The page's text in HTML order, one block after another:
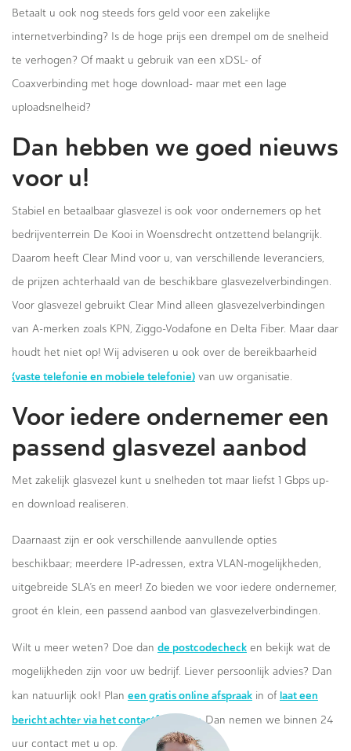
Betaalt u ook nog steeds fors geld voor een zakelijke
internetverbinding? Is de hoge prijs een drempel om de snelheid
te verhogen? Of maakt u gebruik van een xDSL- of
Coaxverbinding met hoge download- maar met een lage
uploadsnelheid?
Dan hebben we goed nieuws
voor u!
Stabiel en betaalbaar glasvezel is ook voor ondernemers op het
bedrijventerrein De Kooi in Woensdrecht ontzettend belangrijk.
Daarom heeft Clear Mind voor u, van verschillende leveranciers,
de prijzen achterhaald van de beschikbare glasvezelverbindingen.
Voor glasvezel gebruikt Clear Mind alleen glasvezelverbindingen
van A-merken zoals KPN, Ziggo-Vodafone en Delta Fiber. Maar daar
houdt het niet op! Wij adviseren u ook over de bereikbaarheid
(vaste telefonie en mobiele telefonie) van uw organisatie.
Voor iedere ondernemer een
passend glasvezel aanbod
Met zakelijk glasvezel kunt u snelheden tot maar liefst 1 Gbps up-
en download realiseren.
Daarnaast zijn er ook verschillende aanvullende opties
beschikbaar; meerdere IP-adressen, extra VLAN-mogelijkheden,
uitgebreide SLA’s en meer! Zo bieden we voor iedere ondernemer,
groot én klein, een passend aanbod van glasvezelverbindingen.
Wilt u meer weten? Doe dan de postcodecheck en bekijk wat de
mogelijkheden zijn voor uw bedrijf. Liever persoonlijk advies? Dan
kan natuurlijk ook! Plan een gratis online afspraak in of laat een
bericht achter via het contactformulier.Dan nemen we binnen 24
uur contact met u op.